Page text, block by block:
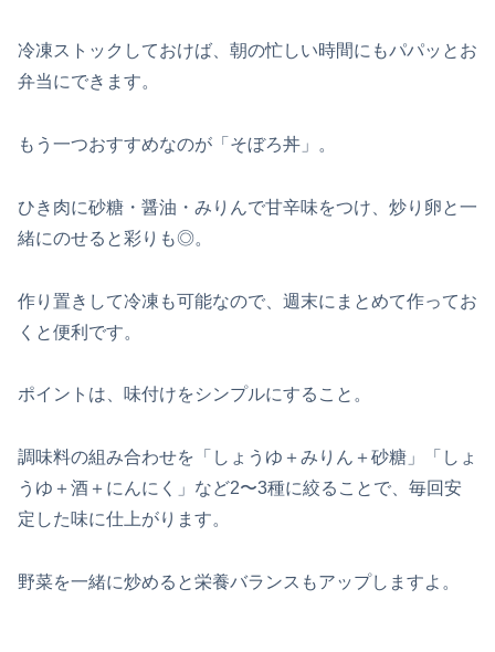
冷凍ストックしておけば、朝の忙しい時間にもパパッとお
弁当にできます。
もう一つおすすめなのが「そぼろ丼」。
ひき肉に砂糖・醤油・みりんで甘辛味をつけ、炒り卵と一
緒にのせると彩りも◎。
作り置きして冷凍も可能なので、週末にまとめて作ってお
くと便利です。
ポイントは、味付けをシンプルにすること。
調味料の組み合わせを「しょうゆ＋みりん＋砂糖」「しょ
うゆ＋酒＋にんにく」など2〜3種に絞ることで、毎回安
定した味に仕上がります。
野菜を一緒に炒めると栄養バランスもアップしますよ。